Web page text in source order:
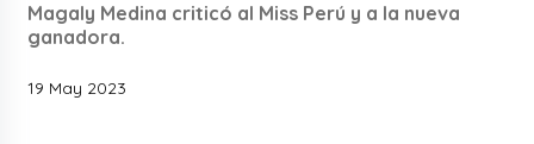
Magaly Medina criticó al Miss Perú y a la nueva
ganadora.
19 May 2023